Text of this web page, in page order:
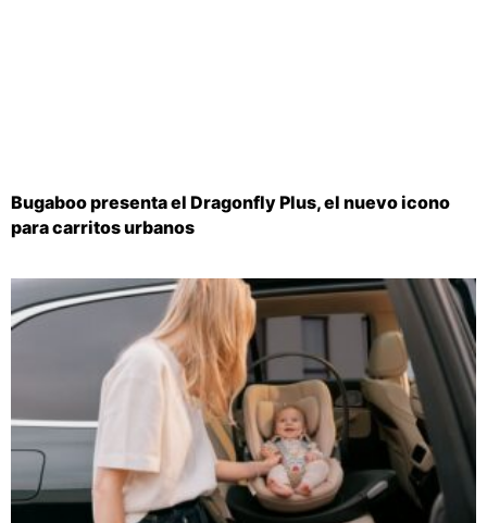
Bugaboo presenta el Dragonfly Plus, el nuevo icono
para carritos urbanos